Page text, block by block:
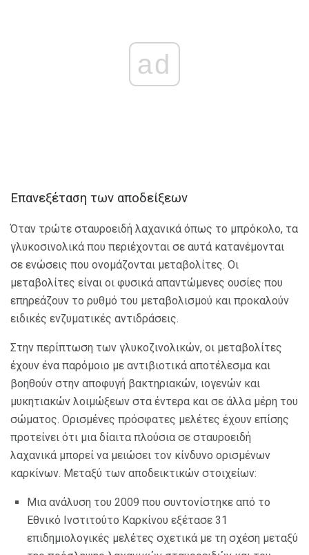
ad
Επανεξέταση των αποδείξεων
Όταν τρώτε σταυροειδή λαχανικά όπως το μπρόκολο, τα
γλυκοσινολικά που περιέχονται σε αυτά κατανέμονται
σε ενώσεις που ονομάζονται μεταβολίτες. Οι
μεταβολίτες είναι οι φυσικά απαντώμενες ουσίες που
επηρεάζουν το ρυθμό του μεταβολισμού και προκαλούν
ειδικές ενζυματικές αντιδράσεις.
Στην περίπτωση των γλυκοζινολικών, οι μεταβολίτες
έχουν ένα παρόμοιο με αντιβιοτικά αποτέλεσμα και
βοηθούν στην αποφυγή βακτηριακών, ιογενών και
μυκητιακών λοιμώξεων στα έντερα και σε άλλα μέρη του
σώματος. Ορισμένες πρόσφατες μελέτες έχουν επίσης
προτείνει ότι μια δίαιτα πλούσια σε σταυροειδή
λαχανικά μπορεί να μειώσει τον κίνδυνο ορισμένων
καρκίνων. Μεταξύ των αποδεικτικών στοιχείων:
Μια ανάλυση του 2009 που συντονίστηκε από το
Εθνικό Ινστιτούτο Καρκίνου εξέτασε 31
επιδημιολογικές μελέτες σχετικά με τη σχέση μεταξύ